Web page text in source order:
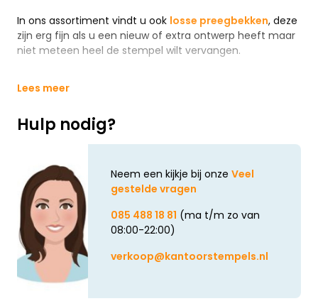
In ons assortiment vindt u ook losse preegbekken, deze
zijn erg fijn als u een nieuw of extra ontwerp heeft maar
niet meteen heel de stempel wilt vervangen.
Lees meer
Hulp nodig?
Neem een kijkje bij onze Veel
gestelde vragen
085 488 18 81 (ma t/m zo van
08:00-22:00)
verkoop@kantoorstempels.nl